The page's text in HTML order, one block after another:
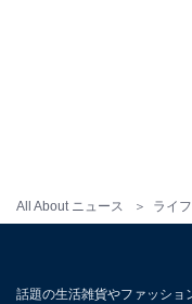
All About ニュース ライフ
10:00〜22:00（最終
定休日：年中無休（
話題の生活雑貨やファッショ